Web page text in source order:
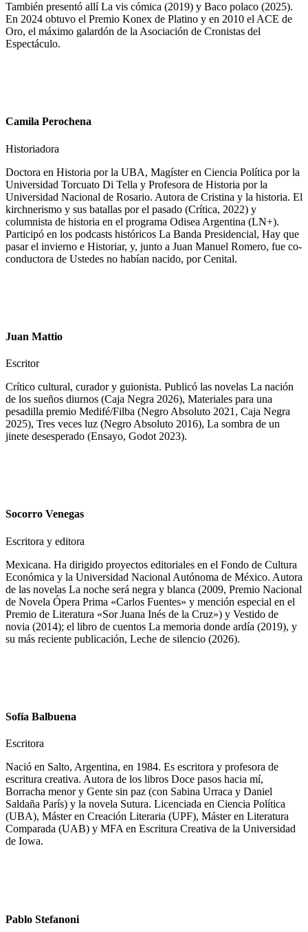
También presentó allí La vis cómica (2019) y Baco polaco (2025).
En 2024 obtuvo el Premio Konex de Platino y en 2010 el ACE de
Oro, el máximo galardón de la Asociación de Cronistas del
Espectáculo.
Camila Perochena
Historiadora
Doctora en Historia por la UBA, Magíster en Ciencia Política por la
Universidad Torcuato Di Tella y Profesora de Historia por la
Universidad Nacional de Rosario. Autora de Cristina y la historia. El
kirchnerismo y sus batallas por el pasado (Crítica, 2022) y
columnista de historia en el programa Odisea Argentina (LN+).
Participó en los podcasts históricos La Banda Presidencial, Hay que
pasar el invierno e Historiar, y, junto a Juan Manuel Romero, fue co-
conductora de Ustedes no habían nacido, por Cenital.
Juan Mattio
Escritor
Crítico cultural, curador y guionista. Publicó las novelas La nación
de los sueños diurnos (Caja Negra 2026), Materiales para una
pesadilla premio Medifé/Filba (Negro Absoluto 2021, Caja Negra
2025), Tres veces luz (Negro Absoluto 2016), La sombra de un
jinete desesperado (Ensayo, Godot 2023).
Socorro Venegas
Escritora y editora
Mexicana. Ha dirigido proyectos editoriales en el Fondo de Cultura
Económica y la Universidad Nacional Autónoma de México. Autora
de las novelas La noche será negra y blanca (2009, Premio Nacional
de Novela Ópera Prima «Carlos Fuentes» y mención especial en el
Premio de Literatura «Sor Juana Inés de la Cruz») y Vestido de
novia (2014); el libro de cuentos La memoria donde ardía (2019), y
su más reciente publicación, Leche de silencio (2026).
Sofía Balbuena
Escritora
Nació en Salto, Argentina, en 1984. Es escritora y profesora de
escritura creativa. Autora de los libros Doce pasos hacia mí,
Borracha menor y Gente sin paz (con Sabina Urraca y Daniel
Saldaña París) y la novela Sutura. Licenciada en Ciencia Política
(UBA), Máster en Creación Literaria (UPF), Máster en Literatura
Comparada (UAB) y MFA en Escritura Creativa de la Universidad
de Iowa.
Pablo Stefanoni